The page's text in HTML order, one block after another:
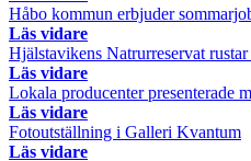
Håbo kommun erbjuder
Läs vidare
Hjälstavikens Natrurreservat
Läs vidare
Lokala producenter presenterade
Läs vidare
Fotoutställning i Galleri Kvantum
Läs vidare